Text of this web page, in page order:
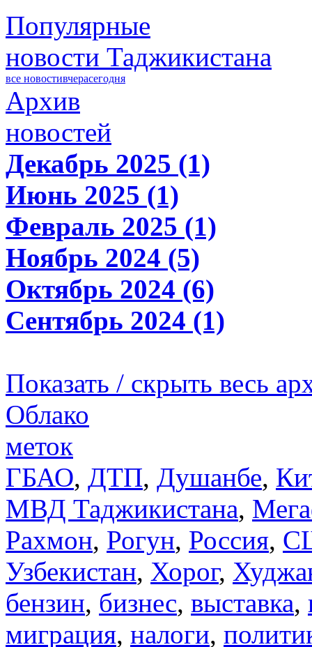
Популярные
новости Таджикистана
все новостивчерасегодня
Архив
новостей
Декабрь 2025 (1)
Июнь 2025 (1)
Февраль 2025 (1)
Ноябрь 2024 (5)
Октябрь 2024 (6)
Сентябрь 2024 (1)
Показать / скрыть весь
Облако
меток
ГБАО, ДТП, Душанбе,
МВД Таджикистана,
Рахмон, Рогун, Россия,
Узбекистан, Хорог,
бензин, бизнес, выставка,
миграция, налоги,